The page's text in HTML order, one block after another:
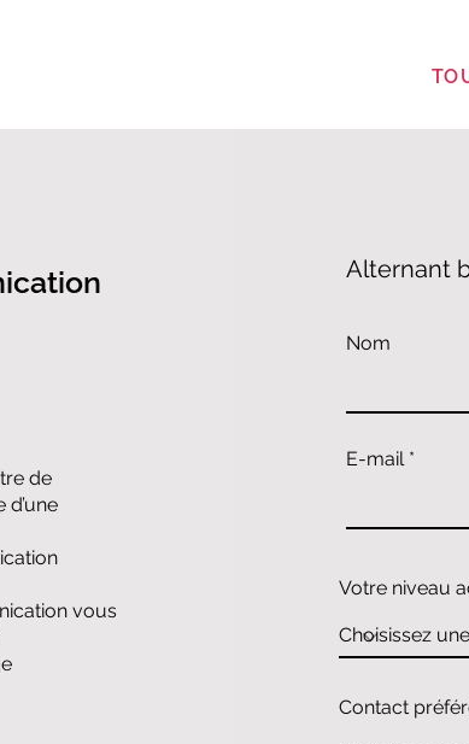
de
vous
​​Alternant
Nom
E-mail
Votre niveau
Contact